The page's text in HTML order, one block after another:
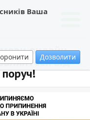
Ваша
Дозволити
онлайн
від